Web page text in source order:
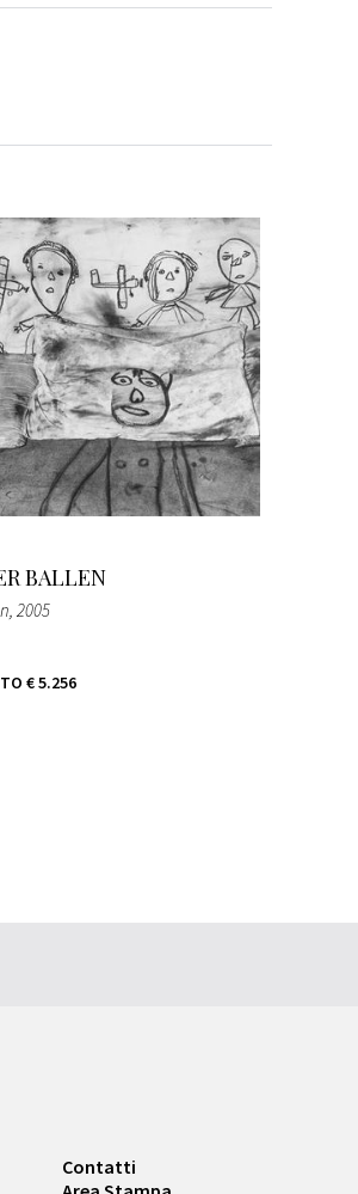
BALLEN
, 2005
€ 5.256
Contatti